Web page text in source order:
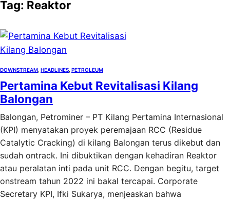
Tag: Reaktor
DOWNSTREAM HEADLINES PETROLEUM
Pertamina Kebut Revitalisasi Kilang
Balongan
Balongan, Petrominer – PT Kilang Pertamina Internasional
(KPI) menyatakan proyek peremajaan RCC (Residue
Catalytic Cracking) di kilang Balongan terus dikebut dan
sudah ontrack. Ini dibuktikan dengan kehadiran Reaktor
atau peralatan inti pada unit RCC. Dengan begitu, target
onstream tahun 2022 ini bakal tercapai. Corporate
Secretary KPI, Ifki Sukarya, menjeaskan bahwa